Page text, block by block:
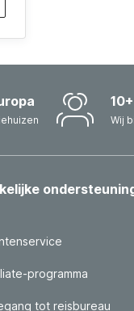
Wij
programma
tot reisbureau